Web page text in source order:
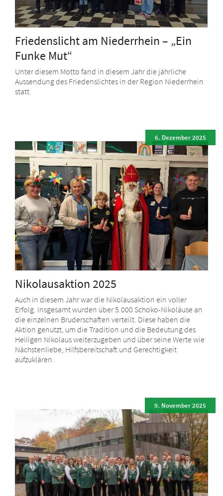
Friedenslicht am Niederrhein – „Ein
Funke Mut“
Unter diesem Motto fand in diesem Jahr die jährliche
Aussendung des Friedenslichtes in der Region Niederrhein
statt.
Nikolausaktion 2025
6. Dezember 2025
Auch in diesem Jahr war die Nikolausaktion ein voller
Erfolg. Insgesamt wurden über 5.000 Schoko-Nikoläuse an
die einzelnen Bruderschaften verteilt. Diese haben die
Aktion genutzt, um die Tradition und die Bedeutung des
Heiligen Nikolaus weiterzugeben und über seine Werte wie
Nächstenliebe, Hilfsbereitschaft und Gerechtigkeit
aufzuklären.
9. November 2025